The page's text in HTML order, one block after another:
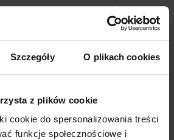
Szczegóły O plikach cookies
z plików cookie
cookie do spersonalizowania treści
funkcje społecznościowe i
podatków Jak wynika
majątku podatnika urząd
na ściągnięcie zaległości.
jest wciąż zawieszony. Co więcej,
może się przekształcić w zajęcie
że przedawnienie podatku wciąż